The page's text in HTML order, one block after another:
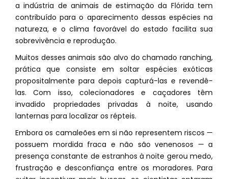
a indústria de animais de estimação da Flórida tem
contribuído para o aparecimento dessas espécies na
natureza, e o clima favorável do estado facilita sua
sobrevivência e reprodução.
Muitos desses animais são alvo do chamado ranching,
prática que consiste em soltar espécies exóticas
propositalmente para depois capturá-las e revendê-
las. Com isso, colecionadores e caçadores têm
invadido propriedades privadas à noite, usando
lanternas para localizar os répteis.
Embora os camaleões em si não representem riscos —
possuem mordida fraca e não são venenosos — a
presença constante de estranhos à noite gerou medo,
frustração e desconfiança entre os moradores. Para